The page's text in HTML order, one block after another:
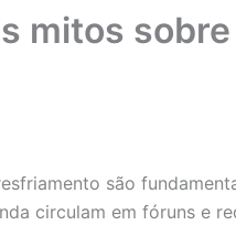
mitos
são
circulam em fóruns e